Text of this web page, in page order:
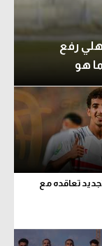
رفع
هو
تعاقده مع